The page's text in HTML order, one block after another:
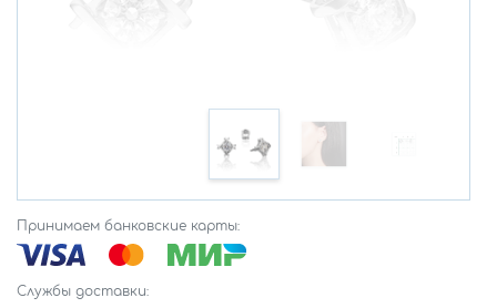
Принимаем банковские карты:
Службы доставки: